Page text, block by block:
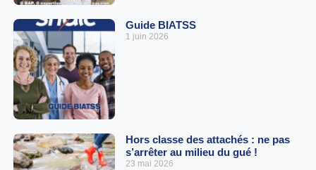
Guide BIATSS
1 juin 2026
Hors classe des attachés : ne pas
s’arrêter au milieu du gué !
23 mai 2026